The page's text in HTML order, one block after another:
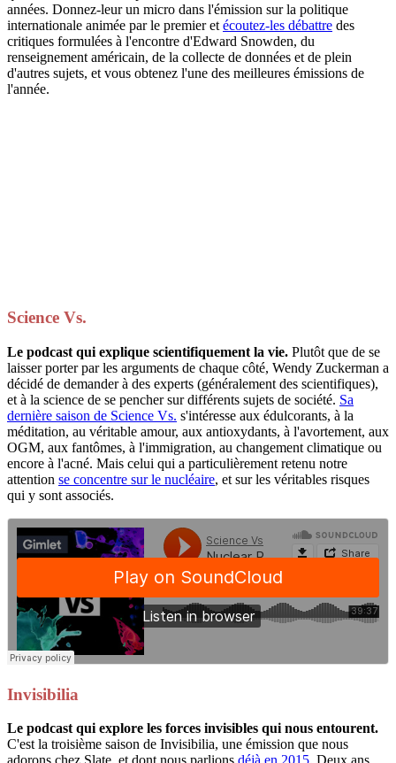
années. Donnez-leur un micro dans l'émission sur la politique
internationale animée par le premier et écoutez-les débattre des
critiques formulées à l'encontre d'Edward Snowden, du
renseignement américain, de la collecte de données et de plein
d'autres sujets, et vous obtenez l'une des meilleures émissions de
l'année.
Science Vs.
Le podcast qui explique scientifiquement la vie. Plutôt que de se
laisser porter par les arguments de chaque côté, Wendy Zuckerman a
décidé de demander à des experts (généralement des scientifiques),
et à la science de se pencher sur différents sujets de société. Sa
dernière saison de Science Vs. s'intéresse aux édulcorants, à la
méditation, au véritable amour, aux antioxydants, à l'avortement, aux
OGM, aux fantômes, à l'immigration, au changement climatique ou
encore à l'acné. Mais celui qui a particulièrement retenu notre
attention se concentre sur le nucléaire, et sur les véritables risques
qui y sont associés.
Invisibilia
Le podcast qui explore les forces invisibles qui nous entourent.
C'est la troisième saison de Invisibilia, une émission que nous